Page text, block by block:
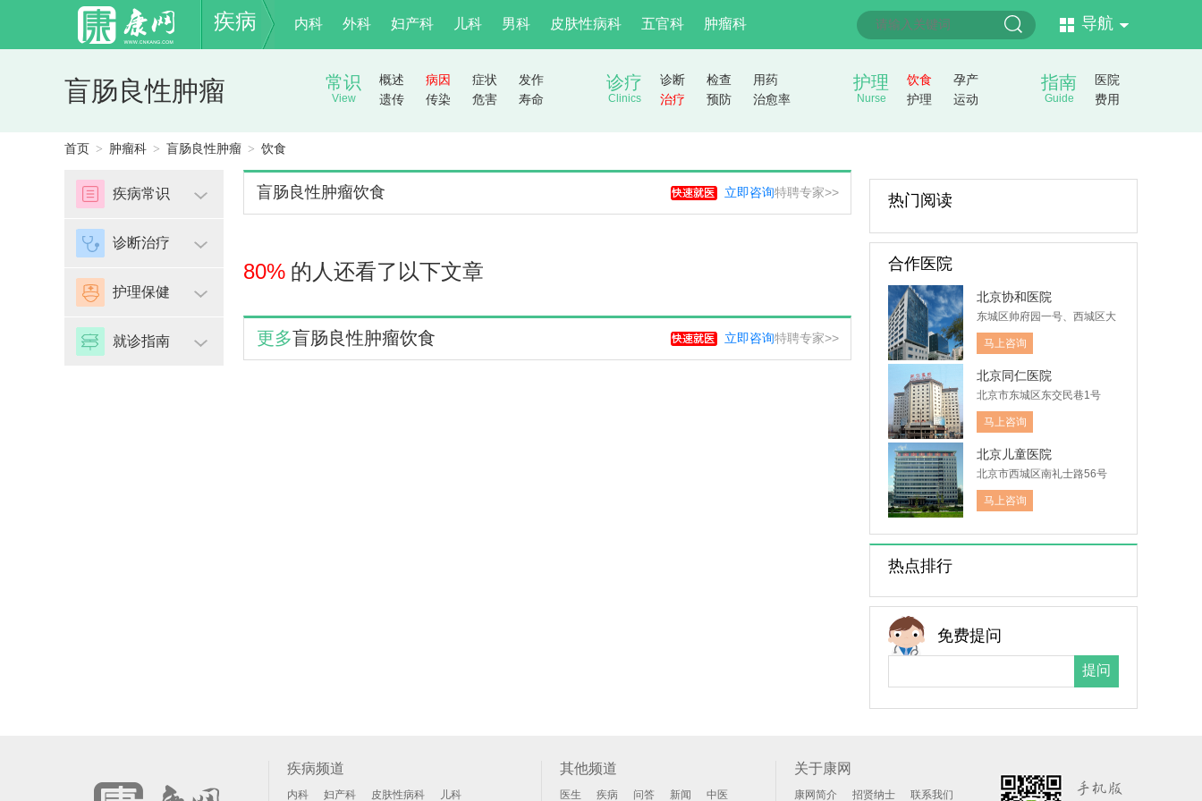
疾病 内科 外科 妇产科 儿科 男科 皮肤性病科 五官科 肿瘤科 导航
盲肠良性肿瘤 常识
View
概述 病因 症状
发作
遗传
传染 危害 寿命
诊疗
Clinics
诊断 检查
用药
治疗
预防 治愈率
护理
Nurse
饮食
孕产
护理
运动
指南
Guide
医院
费用
首页 > 肿瘤科 > 盲肠良性肿瘤 > 饮食
疾病常识
诊断治疗
护理保健
就诊指南
盲肠良性肿瘤饮食 立即咨询特聘专家>>
80% 的人还看了以下文章
更多盲肠良性肿瘤饮食 立即咨询特聘专家>>
热门阅读
合作医院
北京协和医院
东城区帅府园一号、西城区大
木仓胡同41号
马上咨询
北京同仁医院
北京市东城区东交民巷1号
马上咨询
北京儿童医院
北京市西城区南礼士路56号
马上咨询
热点排行
免费提问
疾病频道
内科 妇产科 皮肤性病科 儿科
其他频道
医生 疾病 问答 新闻 中医
关于康网
康网简介 招贤纳士 联系我们